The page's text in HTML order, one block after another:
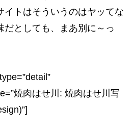
イトはそういうのはヤッてな
だとしても、まあ別に～っ
焼肉はせ川: 焼肉はせ川写